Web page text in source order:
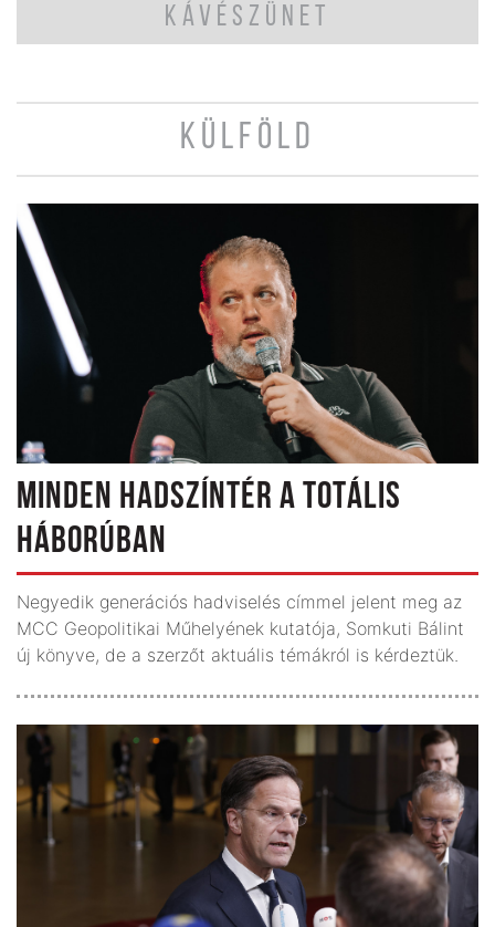
KÁVÉSZÜNET
KÜLFÖLD
MINDEN HADSZÍNTÉR A TOTÁLIS
HÁBORÚBAN
Negyedik generációs hadviselés címmel jelent meg az
MCC Geopolitikai Műhelyének kutatója, Somkuti Bálint
új könyve, de a szerzőt aktuális témákról is kérdeztük.